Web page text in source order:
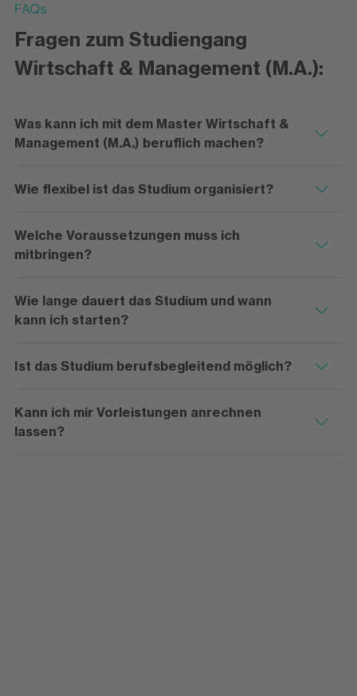
FAQs
Fragen zum Studiengang
Wirtschaft & Management (M.A.):
Was kann ich mit dem Master Wirtschaft &
Management (M.A.) beruflich machen?
Wie flexibel ist das Studium organisiert?
Welche Voraussetzungen muss ich
mitbringen?
Wie lange dauert das Studium und wann
kann ich starten?
Ist das Studium berufsbegleitend möglich?
Kann ich mir Vorleistungen anrechnen
lassen?